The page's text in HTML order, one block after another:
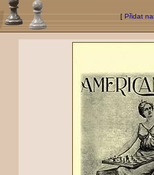
[ Přidat